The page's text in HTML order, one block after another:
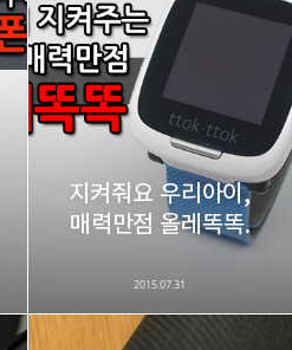
를 갖춘 보편적
인.
라인 트위터
네이버 블로그
지켜줘요 우리아이,
매력만점 올레똑똑.
2015.07.31